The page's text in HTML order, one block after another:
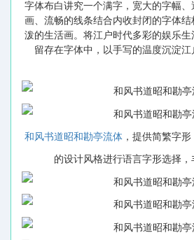
字体布白讲究一个满字，宽大的字幅
画、流畅的线条结合内收封闭的字体
泼的生活画。将江户时代多彩的娱乐生
留存在字体中，以手写的温度沉淀江
和风书道昭和勘亭流体 ，提供简繁字
的设计风格进行语言字形选择，